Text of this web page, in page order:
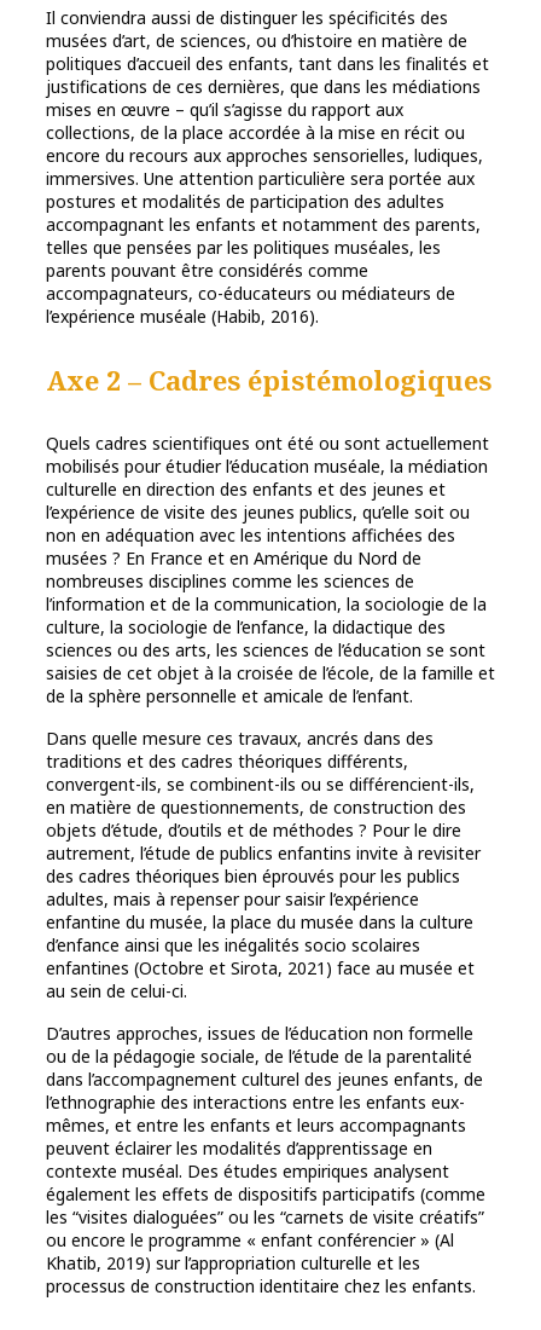
Il conviendra aussi de distinguer les spécificités des
musées d’art, de sciences, ou d’histoire en matière de
politiques d’accueil des enfants, tant dans les finalités et
justifications de ces dernières, que dans les médiations
mises en œuvre – qu’il s’agisse du rapport aux
collections, de la place accordée à la mise en récit ou
encore du recours aux approches sensorielles, ludiques,
immersives. Une attention particulière sera portée aux
postures et modalités de participation des adultes
accompagnant les enfants et notamment des parents,
telles que pensées par les politiques muséales, les
parents pouvant être considérés comme
accompagnateurs, co-éducateurs ou médiateurs de
l’expérience muséale (Habib, 2016).
Axe 2 – Cadres épistémologiques
Quels cadres scientifiques ont été ou sont actuellement
mobilisés pour étudier l’éducation muséale, la médiation
culturelle en direction des enfants et des jeunes et
l’expérience de visite des jeunes publics, qu’elle soit ou
non en adéquation avec les intentions affichées des
musées ? En France et en Amérique du Nord de
nombreuses disciplines comme les sciences de
l’information et de la communication, la sociologie de la
culture, la sociologie de l’enfance, la didactique des
sciences ou des arts, les sciences de l’éducation se sont
saisies de cet objet à la croisée de l’école, de la famille et
de la sphère personnelle et amicale de l’enfant.
Dans quelle mesure ces travaux, ancrés dans des
traditions et des cadres théoriques différents,
convergent-ils, se combinent-ils ou se différencient-ils,
en matière de questionnements, de construction des
objets d’étude, d’outils et de méthodes ? Pour le dire
autrement, l’étude de publics enfantins invite à revisiter
des cadres théoriques bien éprouvés pour les publics
adultes, mais à repenser pour saisir l’expérience
enfantine du musée, la place du musée dans la culture
d’enfance ainsi que les inégalités socio scolaires
enfantines (Octobre et Sirota, 2021) face au musée et
au sein de celui-ci.
D’autres approches, issues de l’éducation non formelle
ou de la pédagogie sociale, de l’étude de la parentalité
dans l’accompagnement culturel des jeunes enfants, de
l’ethnographie des interactions entre les enfants eux-
mêmes, et entre les enfants et leurs accompagnants
peuvent éclairer les modalités d’apprentissage en
contexte muséal. Des études empiriques analysent
également les effets de dispositifs participatifs (comme
les “visites dialoguées” ou les “carnets de visite créatifs”
ou encore le programme « enfant conférencier » (Al
Khatib, 2019) sur l’appropriation culturelle et les
processus de construction identitaire chez les enfants.